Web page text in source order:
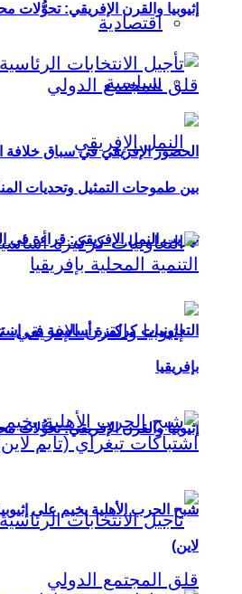
اقتصادية
سياسية
تهريب النمل الإفريقي: قراءة في
إثيوبيا والقرن الإفريقي: تحوُّلات
إثيوبيا والقرن الإفريقي: تحوُّلات
الحضور الإفريقي في سباق خلافة
بين طموحات التمثيل وتحديات
التعاونيات كركيزة أساسية في
بإفريقيا
شبح الحرب الأهلية يخيم على
لاين)